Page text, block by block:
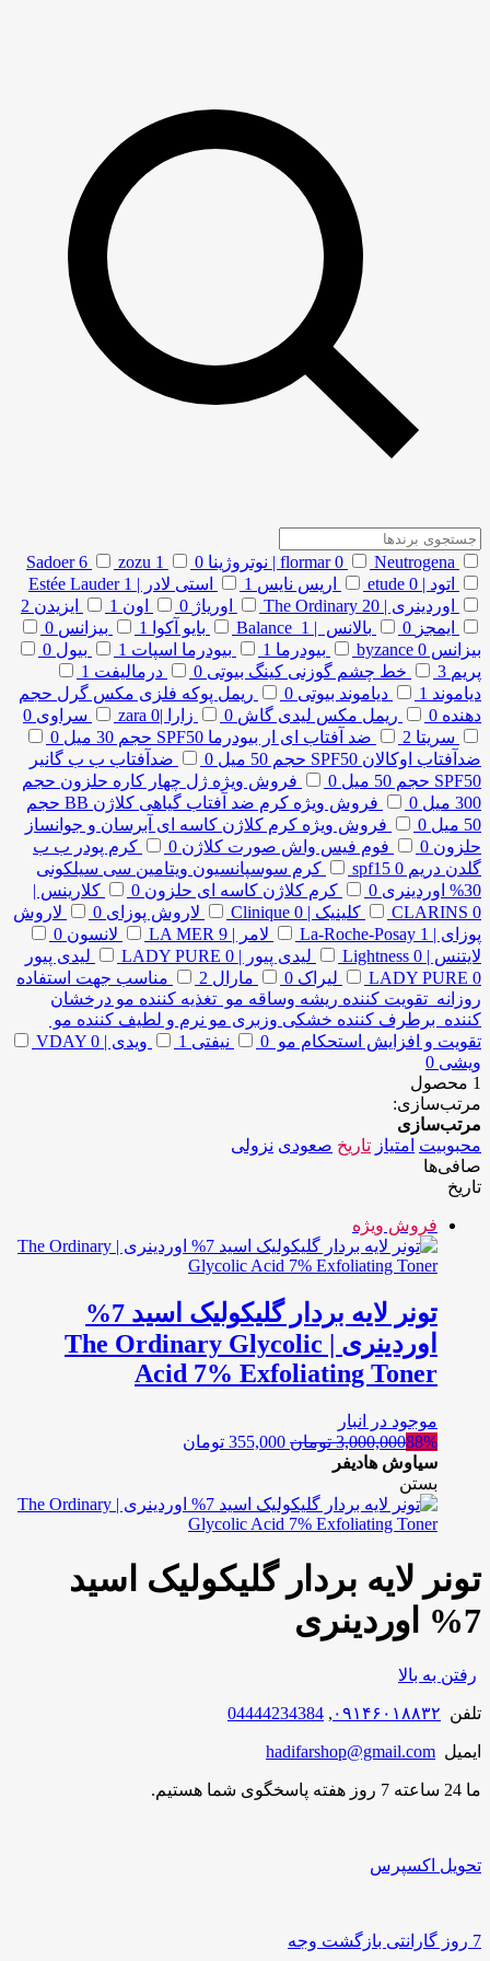
flormar 0 Neutrogena | نوتروژینا 0
Sadoer 6 zozu 1
اتود | etude 0 اریس نایس 1 استی لادر | Estée Lauder 1
اوردینری | The Ordinary 20 اوریاژ 0 اون 1 ایزیدن 2
ایمجز 0 بالانس | Balance 1 بایو آکوا 1 بیزانس 0
بیزانس byzance 0 بیودرما 1 بیودرما اسپات 1 بیول 0
پریم 3 خط چشم گوزنی کینگ بیوتی 0 درمالیفت 1
دیاموند 1 دیاموند بیوتی 0
ریمل پوکه فلزی مکس گرل حجم
دهنده 0 ریمل مکس لیدی گاش 0 زارا |zara0 سراوی 0
سریتا 2 ضد آفتاب ای ار بیودرما SPF50 حجم 30 میل
0
ضدآفتاب اوکالان SPF50 حجم 50 میل
0
ضدآفتاب ب ب گانیر
SPF50 حجم 50 میل
0
فروش ویژه ژل چهار کاره حلزون حجم
300 میل
0
فروش ویژه کرم ضد آفتاب گیاهی کلاژن BB حجم
50 میل
0
فروش ویژه کرم کلاژن کاسه ای آبرسان و جوانساز
حلزون 0 فوم فیس واش صورت کلاژن 0
کرم پودر ب ب
گلدن دریم spf15 0
کرم سوسپانسیون ویتامین سی سیلکونی
30% اوردینری
0 کرم کلاژن کاسه ای حلزون 0
کلارینس |
CLARINS 0 کلینیک | Clinique 0 لاروش پوزای 0
لاروش
پوزای | La-Roche-Posay 1 لامر | LA MER 9 لانسون 0
لایتنس | Lightness 0 لیدی پیور | LADY PURE 0
لیدی پیور
LADY PURE 0 لیراک 0 مارال 2
مناسب جهت استفاده
روزانه تقویت کننده ریشه وساقه مو تغذیه کننده مو درخشان
کننده برطرف کننده خشکی وزبری مو نرم و لطیف کننده مو
تقویت و افزایش استحکام مو 0 نیفتی 1 ویدی | VDAY 0
ویشی 0
1 محصول
مرتب‌سازی:
مرتب‌سازی
محبوبیت امتیاز تاریخ صعودی نزولی
صافی‌ها
تاریخ
فروش ویژه
تونر لایه بردار گلیکولیک اسید 7%
اوردینری | The Ordinary Glycolic
Acid 7% Exfoliating Toner
موجود در انبار
88%
3,000,000 تومان 355,000 تومان
سیاوش هادیفر
بستن
تونر لایه بردار گلیکولیک اسید
7% اوردینری
رفتن به بالا
تلفن ۰۹۱۴۶۰۱۸۸۳۲ ,
04444234384
ایمیل hadifarshop@gmail.com
ما 24 ساعته 7 روز هفته پاسخگوی شما هستیم.
تحویل اکسپرس
7 روز گارانتی بازگشت وجه